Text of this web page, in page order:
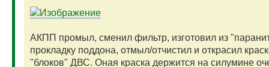
АКПП промыл, сменил фильтр, изготовил из
прокладку поддона, отмыл/отчистил и открасил
"блоков" ДВС. Оная краска держится на силумине